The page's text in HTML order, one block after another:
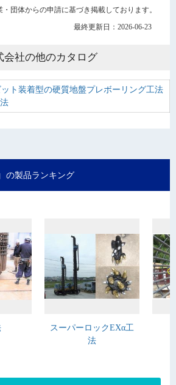
団体からの申請に基づき掲載しております。
最終更新日：2026-06-23
会社の他のカタログ
ト装着型の硬質地盤プレボーリング工法
の製品ランキング
スーパーロックEXα工
法